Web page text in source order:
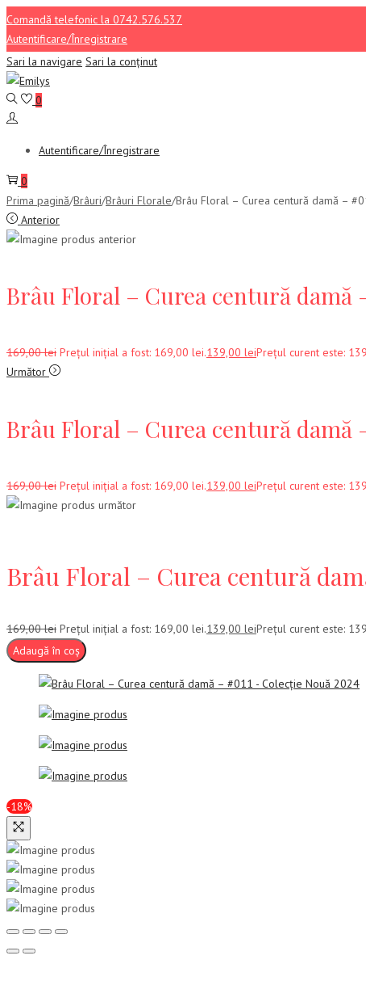
Comandă telefonic la 0742.576.537
Autentificare/Înregistrare
Sari la navigare Sari la conținut
0
Autentificare/Înregistrare
0
Prima pagină/Brâuri/Brâuri Florale/Brâu Floral – Curea centură damă –
Anterior
Brâu Floral – Curea centură damă
169,00lei Prețul inițial a fost: 169,00 lei.139,00 leiPrețul curent este:
Următor
Brâu Floral – Curea centură damă
169,00lei Prețul inițial a fost: 169,00 lei.139,00 leiPrețul curent este:
Brâu Floral – Curea centură
169,00lei Prețul inițial a fost: 169,00 lei.139,00 leiPrețul curent este:
Adaugă în coș
-18%